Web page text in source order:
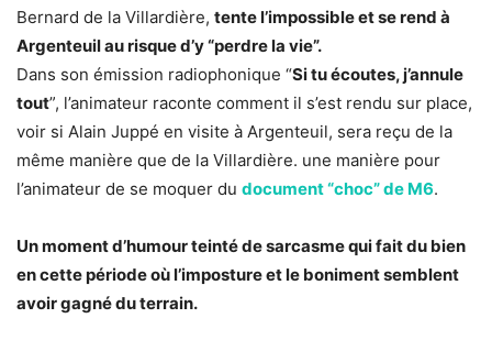
Bernard de la Villardière, tente l’impossible et se rend à
Argenteuil au risque d’y “perdre la vie”.
Dans son émission radiophonique “Si tu écoutes, j’annule
tout”, l’animateur raconte comment il s’est rendu sur place,
voir si Alain Juppé en visite à Argenteuil, sera reçu de la
même manière que de la Villardière. une manière pour
l’animateur de se moquer du document “choc” de M6.
Un moment d’humour teinté de sarcasme qui fait du bien
en cette période où l’imposture et le boniment semblent
avoir gagné du terrain.